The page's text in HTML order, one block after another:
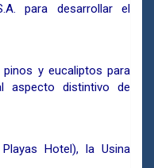
para desarrollar el
y eucaliptos para
aspecto distintivo de
Hotel), la Usina